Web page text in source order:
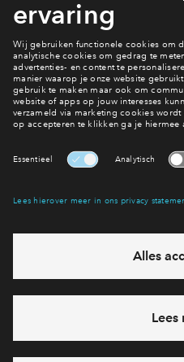
Bekijk het woningaanbod
Bekijk het laatste
Op de hoogte
Hiermee blijf je op de hoogte